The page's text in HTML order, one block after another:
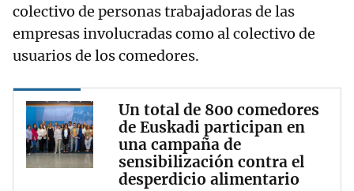
colectivo de personas trabajadoras de las
empresas involucradas como al colectivo de
usuarios de los comedores.
Un total de 800 comedores
de Euskadi participan en
una campaña de
sensibilización contra el
desperdicio alimentario